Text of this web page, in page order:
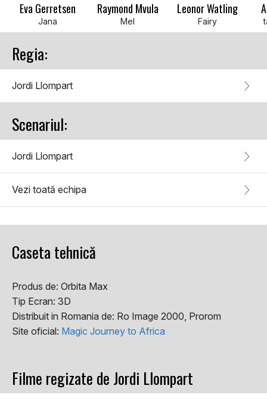
Eva Gerretsen
Jana
Raymond Mvula
Mel
Leonor Watling
Fairy
Regia:
Jordi Llompart
Scenariul:
Jordi Llompart
Vezi toată echipa
Caseta tehnică
Produs de: Orbita Max
Tip Ecran: 3D
Distribuit in Romania de: Ro Image 2000, Prorom
Site oficial: Magic Journey to Africa
Filme regizate de Jordi Llompart